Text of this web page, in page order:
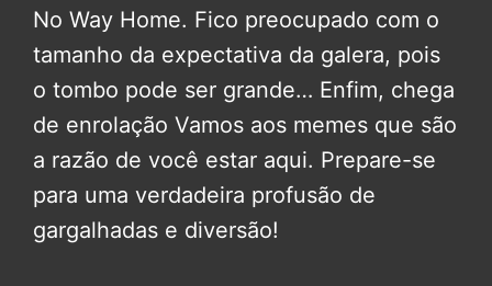
No Way Home. Fico preocupado com o
tamanho da expectativa da galera, pois
o tombo pode ser grande… Enfim, chega
de enrolação Vamos aos memes que são
a razão de você estar aqui. Prepare-se
para uma verdadeira profusão de
gargalhadas e diversão!